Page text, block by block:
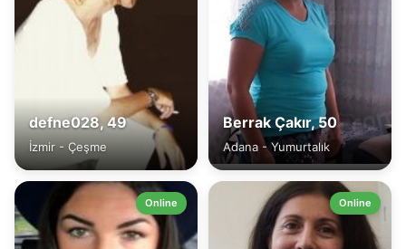
defne028, 49
İzmir - Çeşme
Berrak Çakır, 50
Adana - Yumurtalık
Online Online